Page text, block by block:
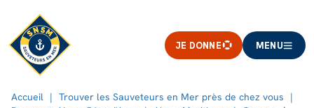
JE DONNE MENU
Accueil
Trouver les Sauveteurs en Mer près de chez vous